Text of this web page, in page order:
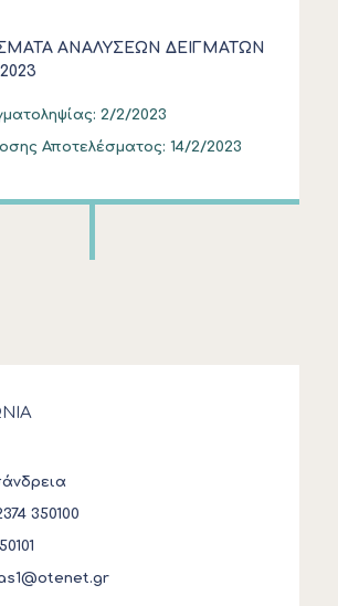
ΑΝΑΛΥΣΕΩΝ ΔΕΙΓΜΑΤΩΝ
2/2/2023
Αποτελέσματος: 14/2/2023
350100